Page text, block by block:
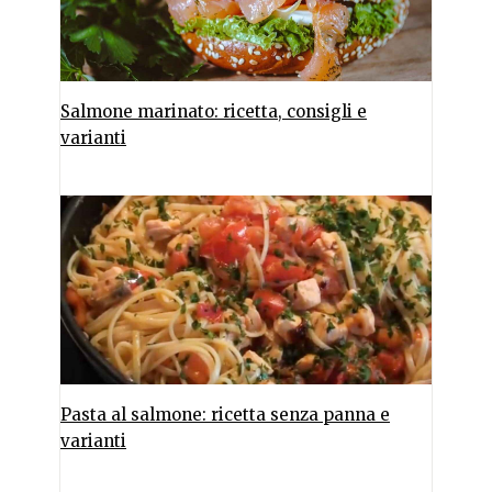
Salmone marinato: ricetta, consigli e
varianti
Pasta al salmone: ricetta senza panna e
varianti